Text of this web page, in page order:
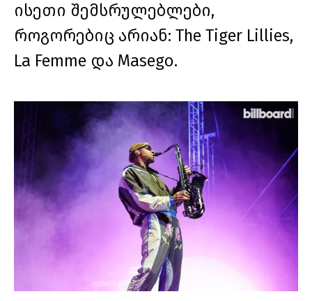
ისეთი შემსრულებლები,
როგორებიც არიან: The Tiger Lillies,
La Femme და Masego.